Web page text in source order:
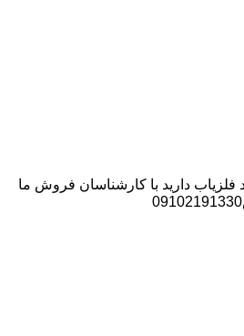
دارید با کارشناسان فروش ما